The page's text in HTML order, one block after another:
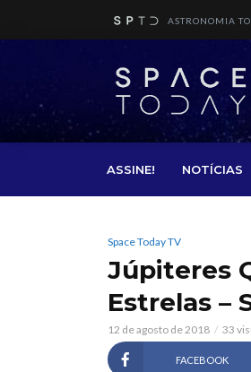
ASTRONOMIA
ASSINE! NOTÍCIAS
Space Today TV
Júpiteres
Estrelas –
12 de agosto de 2018 33
FACEBOOK